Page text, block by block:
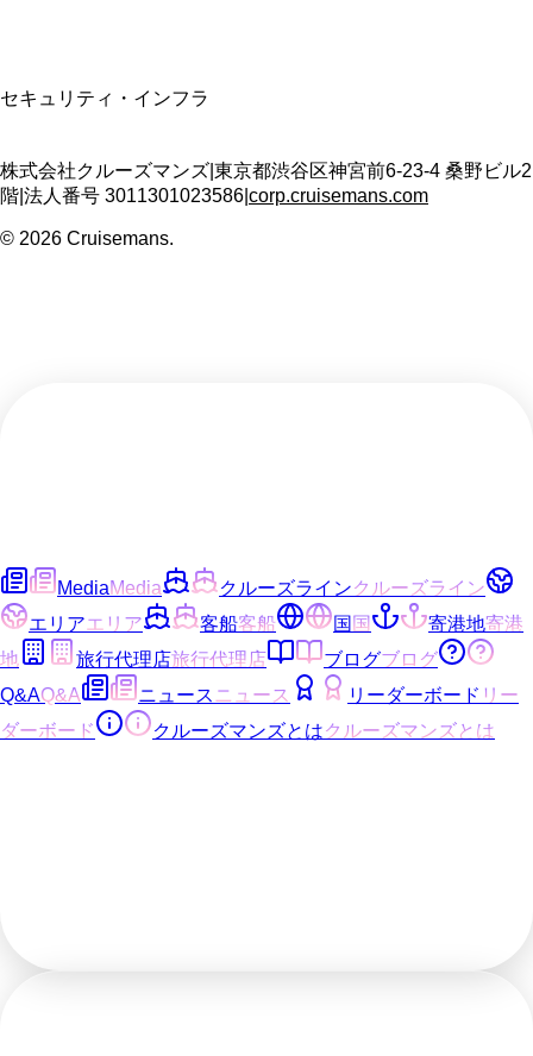
セキュリティ・インフラ
株式会社クルーズマンズ 東京都渋谷区神宮前6-23-4 桑野ビル2
階 法人番号 3011301023586 corp.cruisemans.com
© 2026 Cruisemans.
MediaMedia クルーズラインクルーズライン
エリアエリア 客船客船 国 国 寄港地寄港
地
旅行代理店旅行代理店 ブログブログ
Q&AQ&A ニュースニュース リーダーボード リー
ダーボード
クルーズマンズとはクルーズマンズとは